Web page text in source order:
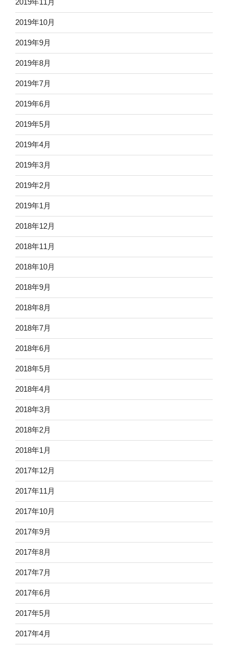
2019年11月
2019年10月
2019年9月
2019年8月
2019年7月
2019年6月
2019年5月
2019年4月
2019年3月
2019年2月
2019年1月
2018年12月
2018年11月
2018年10月
2018年9月
2018年8月
2018年7月
2018年6月
2018年5月
2018年4月
2018年3月
2018年2月
2018年1月
2017年12月
2017年11月
2017年10月
2017年9月
2017年8月
2017年7月
2017年6月
2017年5月
2017年4月